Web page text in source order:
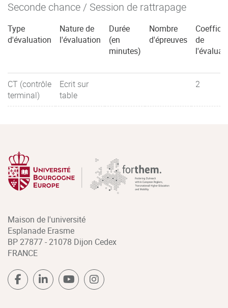
Seconde chance / Session de rattrapage
Type
d'évaluation
Nature de
l'évaluation
Durée
(en
minutes)
Nombre
d'épreuves
de
CT (contrôle
terminal)
Ecrit sur
table
2
Maison de l'université
Esplanade Erasme
BP 27877 - 21078 Dijon Cedex
FRANCE